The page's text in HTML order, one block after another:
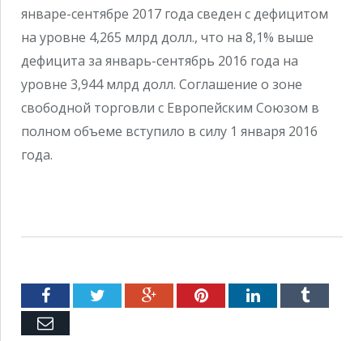
январе-сентябре 2017 года сведен с дефицитом
на уровне 4,265 млрд долл., что на 8,1% выше
дефицита за январь-сентябрь 2016 года на
уровне 3,944 млрд долл. Соглашение о зоне
свободной торговли с Европейским Союзом в
полном объеме вступило в силу 1 января 2016
года.
FacebookTwitter Google+PinterestLinkedInTumblr
Емейл